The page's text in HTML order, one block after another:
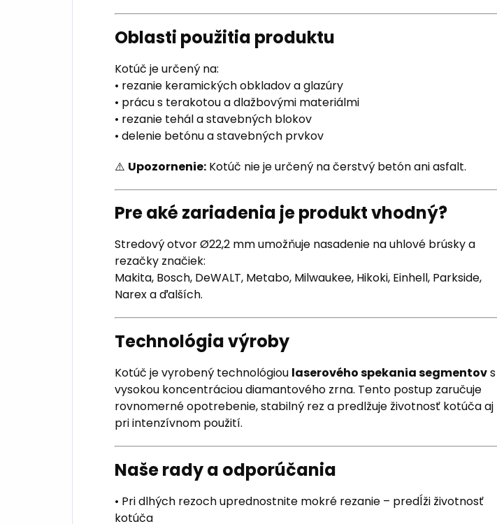
Oblasti použitia produktu
Kotúč je určený na:
• rezanie keramických obkladov a glazúry
• prácu s terakotou a dlažbovými materiálmi
• rezanie tehál a stavebných blokov
• delenie betónu a stavebných prvkov
⚠️ Upozornenie: Kotúč nie je určený na čerstvý betón ani asfalt.
Pre aké zariadenia je produkt vhodný?
Stredový otvor Ø22,2 mm umožňuje nasadenie na uhlové brúsky a
rezačky značiek:
Makita, Bosch, DeWALT, Metabo, Milwaukee, Hikoki, Einhell, Parkside,
Narex a ďalších.
Technológia výroby
Kotúč je vyrobený technológiou laserového spekania segmentovs
vysokou koncentráciou diamantového zrna. Tento postup zaručuje
rovnomerné opotrebenie, stabilný rez a predlžuje životnosť kotúča aj
pri intenzívnom použití.
Naše rady a odporúčania
• Pri dlhých rezoch uprednostnite mokré rezanie – predĺži životnosť
kotúča